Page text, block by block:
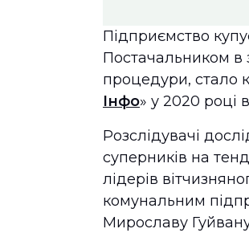
Підприємство
Постачальником в
процедури,
Інфо» у 2020 році
Розслідувачі
суперників на
лідерів
комунальним
Мирославу